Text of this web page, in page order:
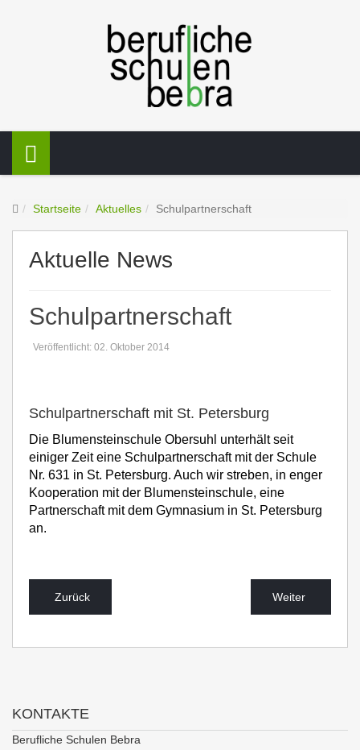
Startseite Aktuelles Schulpartnerschaft
Aktuelle News
Schulpartnerschaft
Veröffentlicht: 02. Oktober 2014
Schulpartnerschaft mit St. Petersburg
Die Blumensteinschule Obersuhl unterhält seit
einiger Zeit eine Schulpartnerschaft mit der Schule
Nr. 631 in St. Petersburg. Auch wir streben, in enger
Kooperation mit der Blumensteinschule, eine
Partnerschaft mit dem Gymnasium in St. Petersburg
an.
Zurück Weiter
KONTAKTE
Berufliche Schulen Bebra